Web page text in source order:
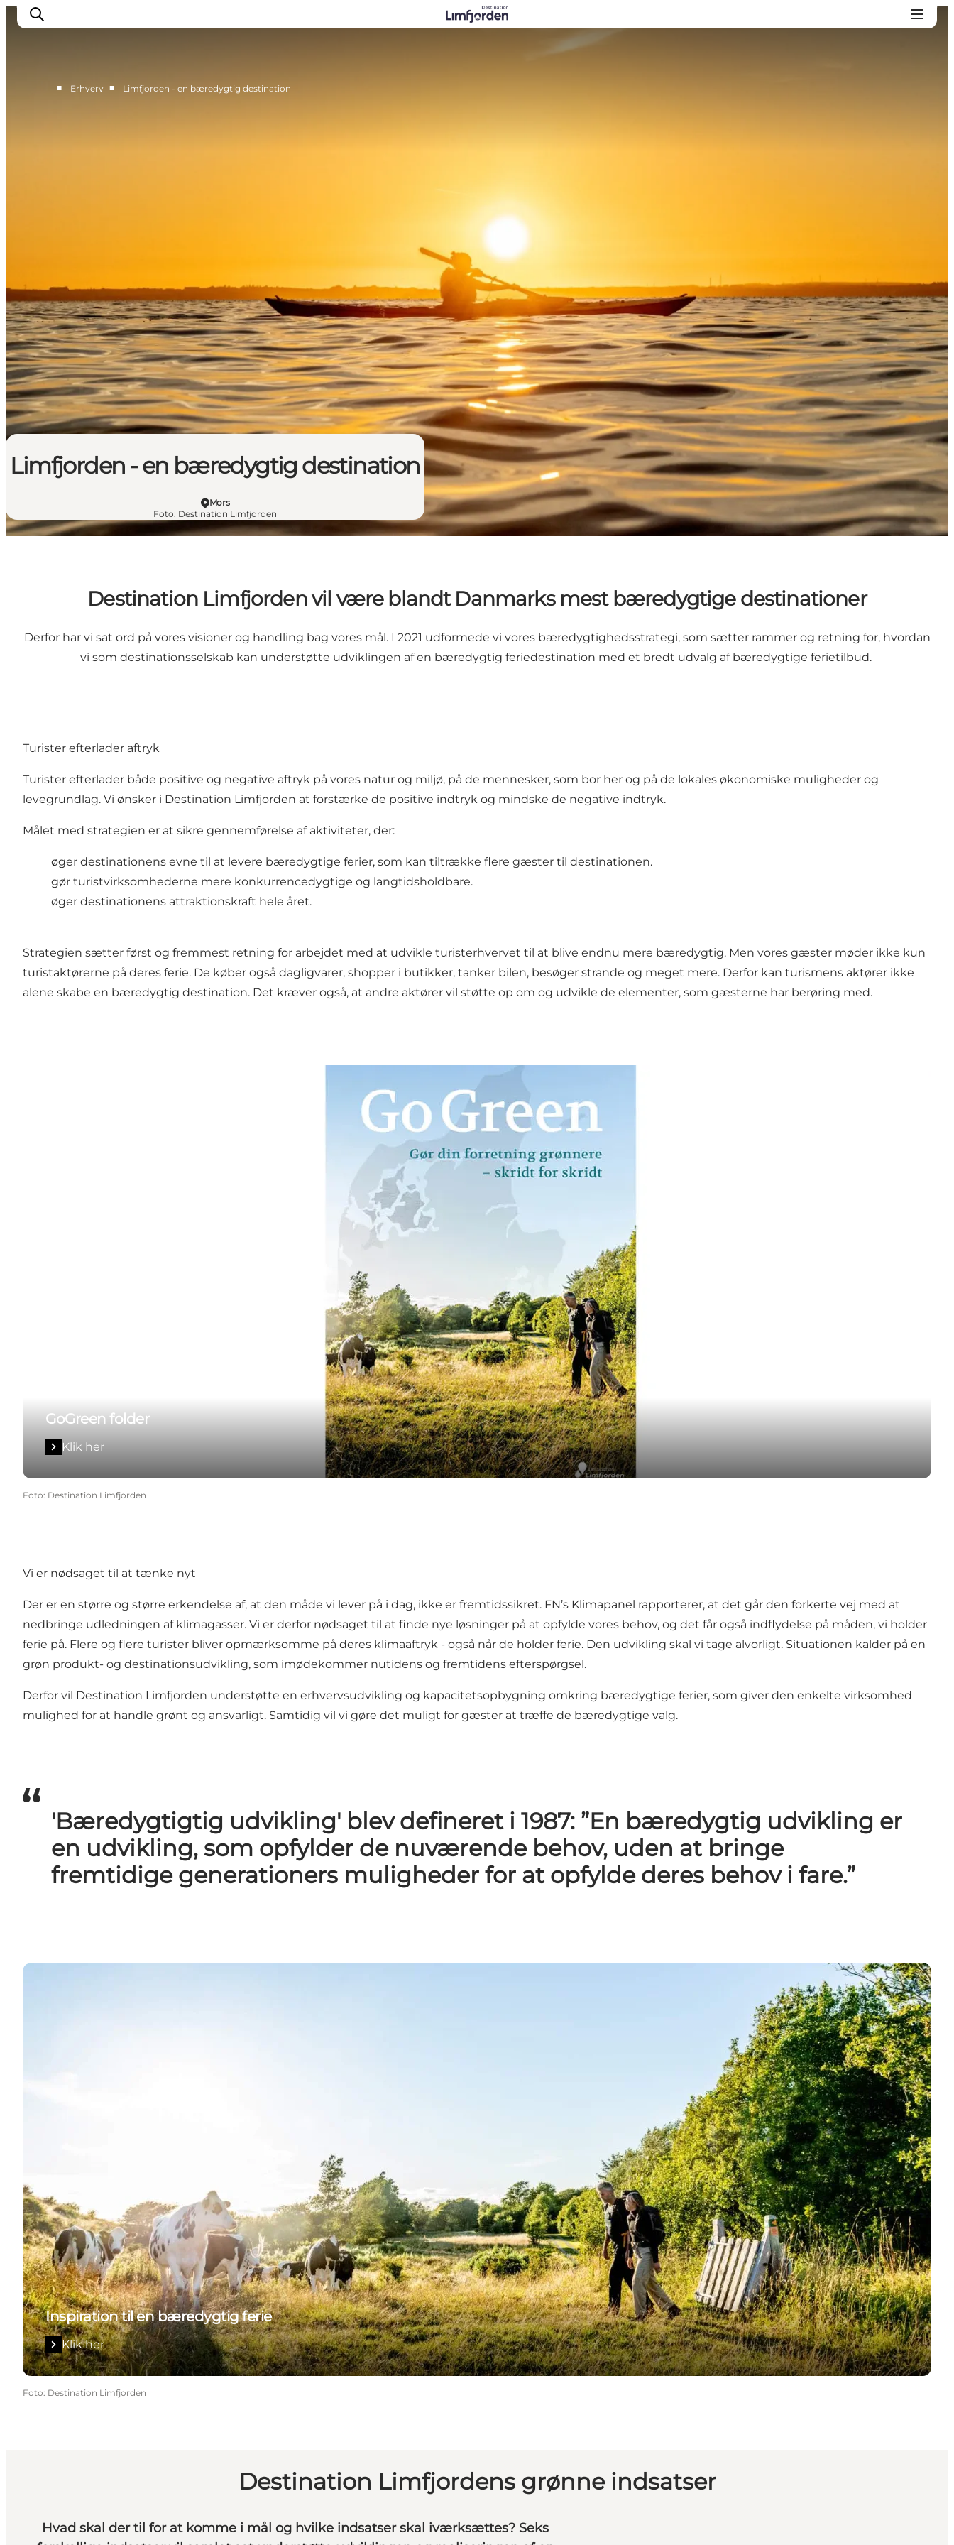
■ Erhverv ■ Limfjorden - en bæredygtig destination
Limfjorden - en bæredygtig destination
Mors
Foto: Destination Limfjorden
Destination Limfjorden vil være blandt Danmarks mest bæredygtige destinationer
Derfor har vi sat ord på vores visioner og handling bag vores mål. I 2021 udformede vi vores bæredygtighedsstrategi, som sætter rammer og retning for, hvordan
vi som destinationsselskab kan understøtte udviklingen af en bæredygtig feriedestination med et bredt udvalg af bæredygtige ferietilbud.
Turister efterlader aftryk
Turister efterlader både positive og negative aftryk på vores natur og miljø, på de mennesker, som bor her og på de lokales økonomiske muligheder og
levegrundlag. Vi ønsker i Destination Limfjorden at forstærke de positive indtryk og mindske de negative indtryk.
Målet med strategien er at sikre gennemførelse af aktiviteter, der:
øger destinationens evne til at levere bæredygtige ferier, som kan tiltrække flere gæster til destinationen.
gør turistvirksomhederne mere konkurrencedygtige og langtidsholdbare.
øger destinationens attraktionskraft hele året.
Strategien sætter først og fremmest retning for arbejdet med at udvikle turisterhvervet til at blive endnu mere bæredygtig. Men vores gæster møder ikke kun
turistaktørerne på deres ferie. De køber også dagligvarer, shopper i butikker, tanker bilen, besøger strande og meget mere. Derfor kan turismens aktører ikke
alene skabe en bæredygtig destination. Det kræver også, at andre aktører vil støtte op om og udvikle de elementer, som gæsterne har berøring med.
GoGreen folder
Klik her
Foto: Destination Limfjorden
Vi er nødsaget til at tænke nyt
Der er en større og større erkendelse af, at den måde vi lever på i dag, ikke er fremtidssikret. FN’s Klimapanel rapporterer, at det går den forkerte vej med at
nedbringe udledningen af klimagasser. Vi er derfor nødsaget til at finde nye løsninger på at opfylde vores behov, og det får også indflydelse på måden, vi holder
ferie på. Flere og flere turister bliver opmærksomme på deres klimaaftryk - også når de holder ferie. Den udvikling skal vi tage alvorligt. Situationen kalder på en
grøn produkt- og destinationsudvikling, som imødekommer nutidens og fremtidens efterspørgsel.
Derfor vil Destination Limfjorden understøtte en erhvervsudvikling og kapacitetsopbygning omkring bæredygtige ferier, som giver den enkelte virksomhed
mulighed for at handle grønt og ansvarligt. Samtidig vil vi gøre det muligt for gæster at træffe de bæredygtige valg.
'Bæredygtigtig udvikling' blev defineret i 1987: ”En bæredygtig udvikling er
en udvikling, som opfylder de nuværende behov, uden at bringe
fremtidige generationers muligheder for at opfylde deres behov i fare.”
Inspiration til en bæredygtig ferie
Inspiration til en bæredygtig ferie
Klik her
Foto: Destination Limfjorden
Destination Limfjordens grønne indsatser
Hvad skal der til for at komme i mål og hvilke indsatser skal iværksættes? Seks